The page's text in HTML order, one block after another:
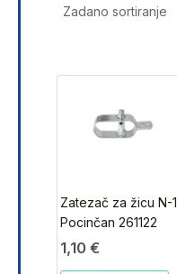
Zatezač za žicu N-1
Pocinčan 261122
1,10 €